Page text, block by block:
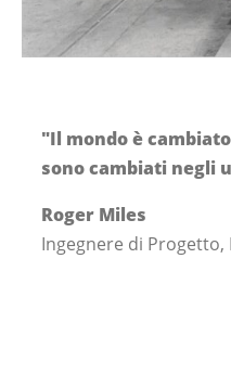
"Il mondo è
sono cambiati negli
Roger Miles
Ingegnere di Progetto,